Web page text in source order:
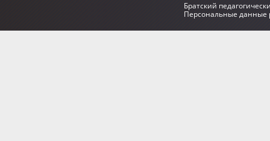
Братский
Персональные данные